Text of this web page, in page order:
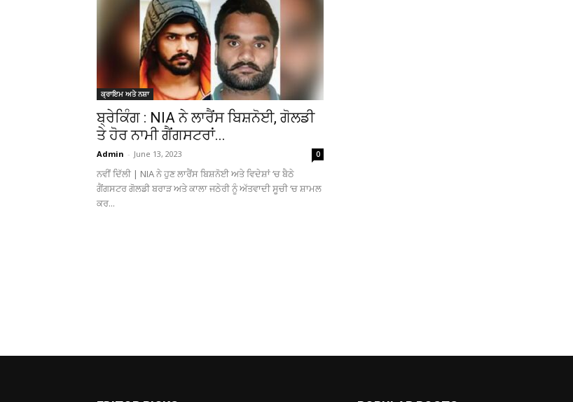
ਕ੍ਰਾਇਮ ਅਤੇ ਨਸ਼ਾ
ਬ੍ਰੇਕਿੰਗ : NIA ਨੇ ਲਾਰੈਂਸ ਬਿਸ਼ਨੋਈ, ਗੋਲਡੀ
ਤੇ ਹੋਰ ਨਾਮੀ ਗੈਂਗਸਟਰਾਂ...
Admin - June 13, 2023 0
ਨਵੀਂ ਦਿੱਲੀ | NIA ਨੇ ਹੁਣ ਲਾਰੈਂਸ ਬਿਸ਼ਨੋਈ ਅਤੇ ਵਿਦੇਸ਼ਾਂ ‘ਚ ਬੈਠੇ
ਗੈਂਗਸਟਰ ਗੋਲਡੀ ਬਰਾੜ ਅਤੇ ਕਾਲਾ ਜਠੇਰੀ ਨੂੰ ਅੱਤਵਾਦੀ ਸੂਚੀ ‘ਚ ਸ਼ਾਮਲ
ਕਰ...